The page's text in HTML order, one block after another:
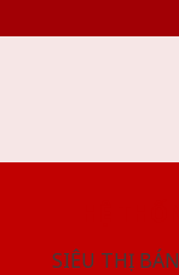
SIÊU THỊ